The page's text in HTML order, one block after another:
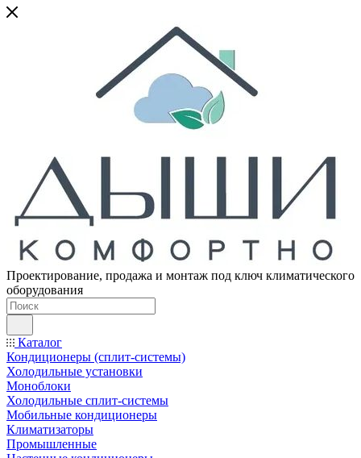
Проектирование, продажа и монтаж под ключ климатического
оборудования
Каталог
Кондиционеры (сплит-системы)
Холодильные установки
Моноблоки
Холодильные сплит-системы
Мобильные кондиционеры
Климатизаторы
Промышленные